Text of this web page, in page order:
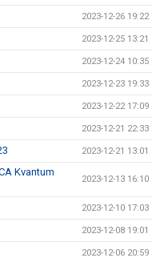
2023-12-26 19:22
2023-12-25 13:21
2023-12-24 10:35
2023-12-23 19:33
2023-12-22 17:09
2023-12-21 22:33
2023-12-21 13:01
Kvantum
2023-12-13 16:10
2023-12-10 17:03
2023-12-08 19:01
2023-12-06 20:59